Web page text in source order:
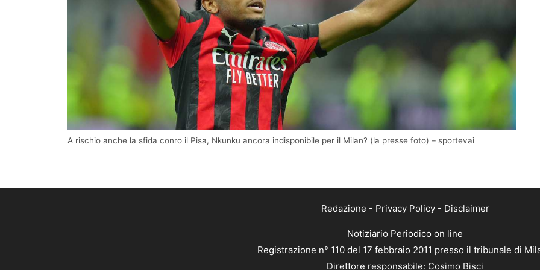
A rischio anche la sfida conro il Pisa, Nkunku ancora indisponibile per il Milan? (la presse foto) – sportevai
Redazione - Privacy Policy- Disclaimer
Notiziario Periodico on line
Registrazione n° 110 del 17 febbraio 2011 presso il tribunale di
Direttore responsabile: Cosimo Bisci